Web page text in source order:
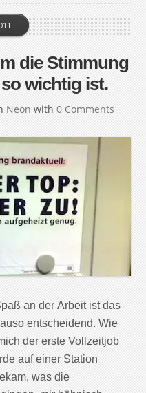
die Stimmung
wichtig ist.
Neon with 0 Comments
an der Arbeit ist das
entscheidend. Wie
der erste Vollzeitjob
auf einer Station
was die